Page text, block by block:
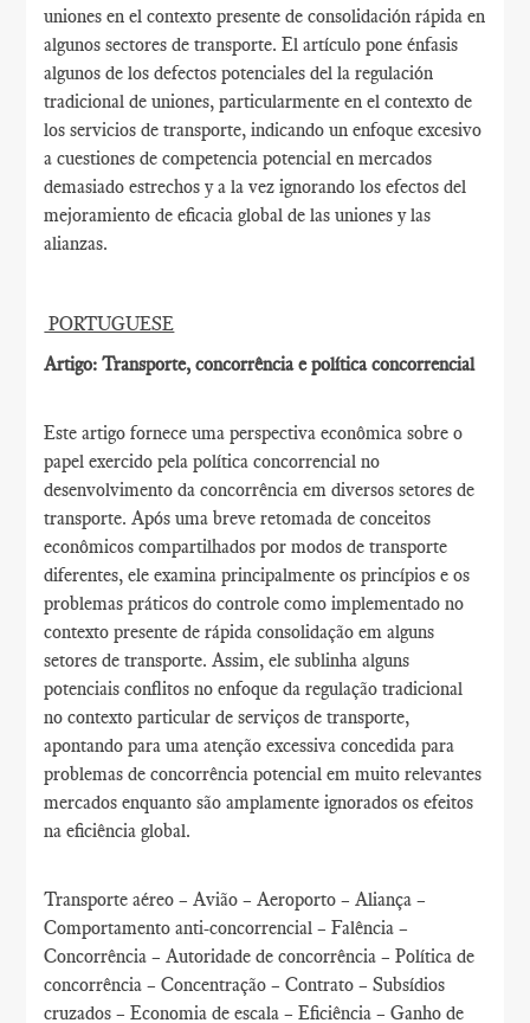
uniones en el contexto presente de consolidación rápida en
algunos sectores de transporte. El artículo pone énfasis
algunos de los defectos potenciales del la regulación
tradicional de uniones, particularmente en el contexto de
los servicios de transporte, indicando un enfoque excesivo
a cuestiones de competencia potencial en mercados
demasiado estrechos y a la vez ignorando los efectos del
mejoramiento de eficacia global de las uniones y las
alianzas.
PORTUGUESE
Artigo: Transporte, concorrência e política concorrencial
Este artigo fornece uma perspectiva econômica sobre o
papel exercido pela política concorrencial no
desenvolvimento da concorrência em diversos setores de
transporte. Após uma breve retomada de conceitos
econômicos compartilhados por modos de transporte
diferentes, ele examina principalmente os princípios e os
problemas práticos do controle como implementado no
contexto presente de rápida consolidação em alguns
setores de transporte. Assim, ele sublinha alguns
potenciais conflitos no enfoque da regulação tradicional
no contexto particular de serviços de transporte,
apontando para uma atenção excessiva concedida para
problemas de concorrência potencial em muito relevantes
mercados enquanto são amplamente ignorados os efeitos
na eficiência global.
Transporte aéreo – Avião – Aeroporto – Aliança –
Comportamento anti-concorrencial – Falência –
Concorrência – Autoridade de concorrência – Política de
concorrência – Concentração – Contrato – Subsídios
cruzados – Economia de escala – Eficiência – Ganho de